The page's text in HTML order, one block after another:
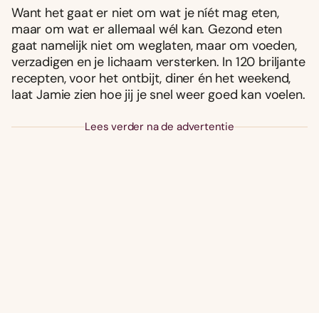
Want het gaat er niet om wat je níét mag eten,
maar om wat er allemaal wél kan. Gezond eten
gaat namelijk niet om weglaten, maar om voeden,
verzadigen en je lichaam versterken. In 120 briljante
recepten, voor het ontbijt, diner én het weekend,
laat Jamie zien hoe jij je snel weer goed kan voelen.
Lees verder na de advertentie